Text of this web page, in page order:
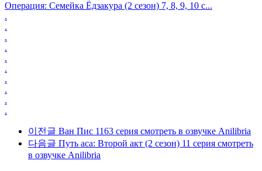
Операция: Семейка Ёдзакура (2 сезон) 7, 8, 9, 10 с...
.
.
.
.
.
.
.
.
.
.
이전글 Ван Пис 1163 серия смотреть в озвучке Anilibria
다음글 Путь аса: Второй акт (2 сезон) 11 серия смотреть
в озвучке Anilibria